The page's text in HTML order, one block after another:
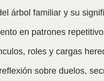
árbol familiar y su
en patrones
roles y cargas
sobre duelos,